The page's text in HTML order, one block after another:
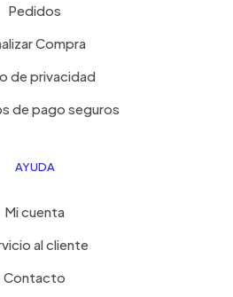
Pedidos
Compra
de privacidad
de pago seguros
AYUDA
Mi cuenta
al cliente
Contacto